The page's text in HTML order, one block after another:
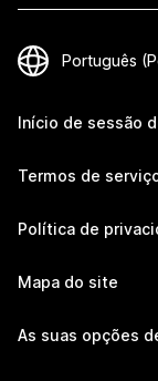
Início de sessão
Termos de
Política de
Mapa do site
As suas opções